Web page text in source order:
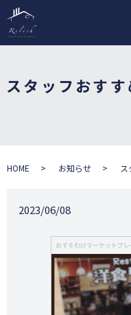
スタッフおす
HOME お知らせ
2023/06/08
おすそわけマーケットプレ